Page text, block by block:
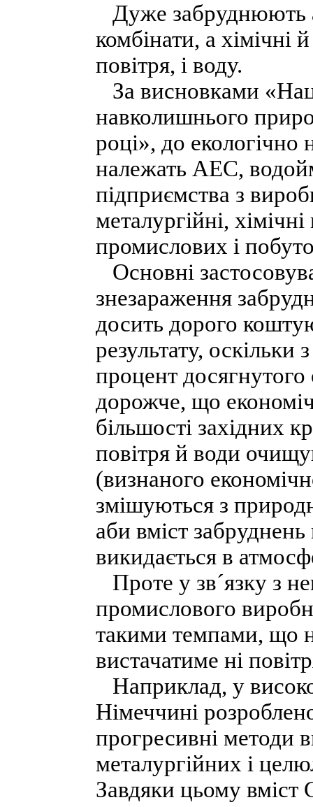
Дуже забруднюють
комбінати, а хімічні
повітря, і воду.
За висновками
навколишнього
році», до екологічно
належать АЕС,
підприємства з
металургійні,
промислових і
Основні
знезараження
досить дорого
результату,
процент
дорожче, що
більшості західних
повітря й води
(визнаного
змішуються з
аби вміст
викидається в
Проте у зв´язку з
промислового
такими темпами, що
вистачатиме ні
Наприклад, у
Німеччині
прогресивні методи
металургійних і
Завдяки цьому